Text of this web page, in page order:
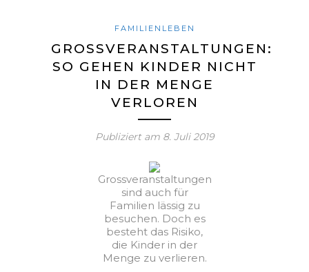
FAMILIENLEBEN
GROSSVERANSTALTUNGEN:
SO GEHEN KINDER NICHT
IN DER MENGE
VERLOREN
Publiziert am 8. Juli 2019
Grossveranstaltungen
sind auch für
Familien lässig zu
besuchen. Doch es
besteht das Risiko,
die Kinder in der
Menge zu verlieren.